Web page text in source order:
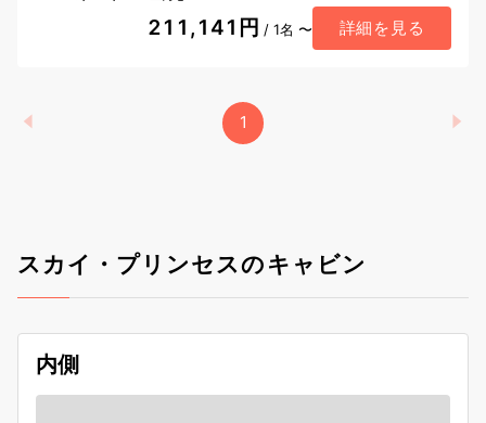
211,141円 / 1名 〜 詳細を見る
1
スカイ・プリンセスのキャビン
内側